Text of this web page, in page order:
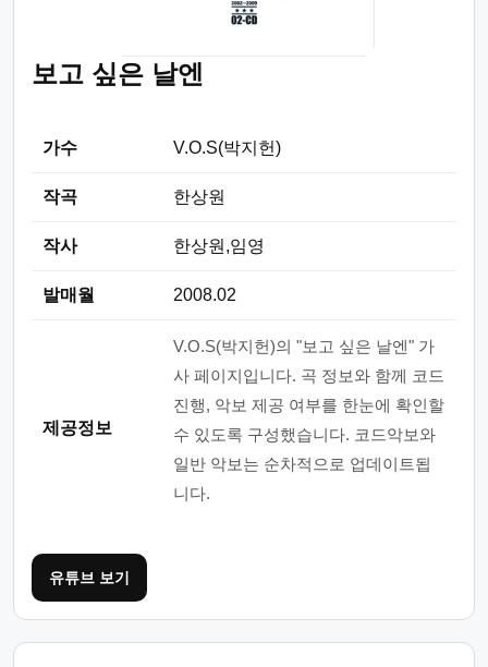
보고 싶은 날엔
가수 V.O.S(박지헌)
작곡 한상원
작사 한상원,임영
발매월 2008.02
제공정보
V.O.S(박지헌)의 "보고 싶은 날엔" 가
사 페이지입니다. 곡 정보와 함께 코드
진행, 악보 제공 여부를 한눈에 확인할
수 있도록 구성했습니다. 코드악보와
일반 악보는 순차적으로 업데이트됩
니다.
유튜브 보기